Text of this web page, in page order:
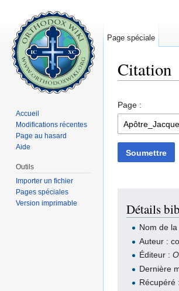
Citation
Page :
Soumettre
Détails
Nom de
Auteur :
Éditeur :
Dernière
Récupéré :
Page spéciale
Accueil
Modifications récentes
Page au hasard
Aide
Outils
Importer un fichier
Pages spéciales
Version imprimable